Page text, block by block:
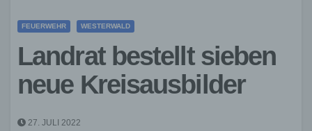
FEUERWEHR WESTERWALD
Landrat bestellt sieben
neue Kreisausbilder
27. JULI 2022